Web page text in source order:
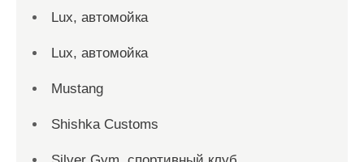
Lux, автомойка
Lux, автомойка
Mustang
Shishka Customs